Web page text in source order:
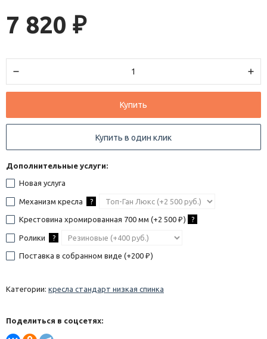
7 820 ₽
Купить
Купить в один клик
Дополнительные услуги:
Новая услуга
Механизм кресла ?
Крестовина хромированная 700 мм (+2 500 ₽ ) ?
Ролики ?
Поставка в собранном виде (+200 ₽ )
Категории: кресла стандарт низкая спинка
Поделиться в соцсетях: